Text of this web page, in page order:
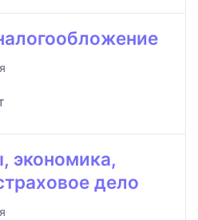
экономика,
дело